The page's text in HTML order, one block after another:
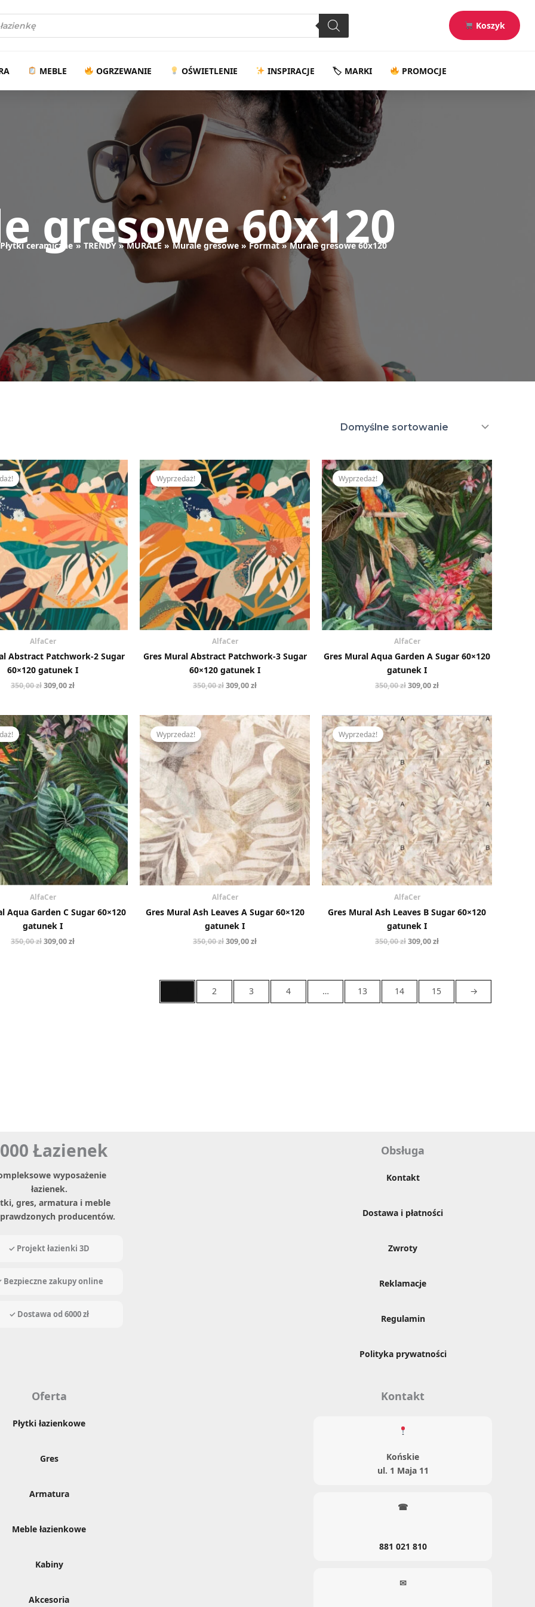
Koszyk
MEBLE OGRZEWANIE OŚWIETLENIE INSPIRACJE 🏷 MARKI PROMOCJE
gresowe 60x120
Płytki ceramiczne TRENDY MURALE Murale gresowe Format Murale gresowe 60x120
AlfaCer
Abstract Patchwork-2 Sugar
60×120 gatunek I
350,00zł
Pierwotna
cena
wynosiła:
350,00 zł.
309,00zł
Aktualna
cena
wynosi:
309,00 zł.
Wyprzedaż!
AlfaCer
Gres Mural Abstract Patchwork-3 Sugar
60×120 gatunek I
350,00zł
Pierwotna
cena
wynosiła:
350,00 zł.
309,00zł
Aktualna
cena
wynosi:
309,00 zł.
Wyprzedaż!
AlfaCer
Gres Mural Aqua Garden A Sugar 60×120
gatunek I
350,00zł
Pierwotna
cena
wynosiła:
350,00 zł.
309,00zł
Aktualna
cena
wynosi:
309,00 zł.
AlfaCer
Aqua Garden C Sugar 60×120
gatunek I
350,00zł
Pierwotna
cena
wynosiła:
350,00 zł.
309,00zł
Aktualna
cena
wynosi:
309,00 zł.
Wyprzedaż!
AlfaCer
Gres Mural Ash Leaves A Sugar 60×120
gatunek I
350,00zł
Pierwotna
cena
wynosiła:
350,00 zł.
309,00zł
Aktualna
cena
wynosi:
309,00 zł.
Wyprzedaż!
AlfaCer
Gres Mural Ash Leaves B Sugar 60×120
gatunek I
350,00zł
Pierwotna
cena
wynosiła:
350,00 zł.
309,00zł
Aktualna
cena
wynosi:
309,00 zł.
2 3 4 … 13 14 15 →
Łazienek
wyposażenie
łazienek.
gres, armatura i meble
producentów.
✓ Projekt łazienki 3D
Bezpieczne zakupy online
✓ Dostawa od 6000 zł
Obsługa
Kontakt
Dostawa i płatności
Zwroty
Reklamacje
Regulamin
Polityka prywatności
Oferta
Płytki łazienkowe
Gres
Armatura
Meble łazienkowe
Kabiny
Akcesoria
Kontakt
Końskie
ul. 1 Maja 11
☎
881 021 810
✉